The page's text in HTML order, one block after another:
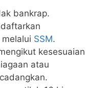
bankrap.
SSM.
kesesuaian
atau